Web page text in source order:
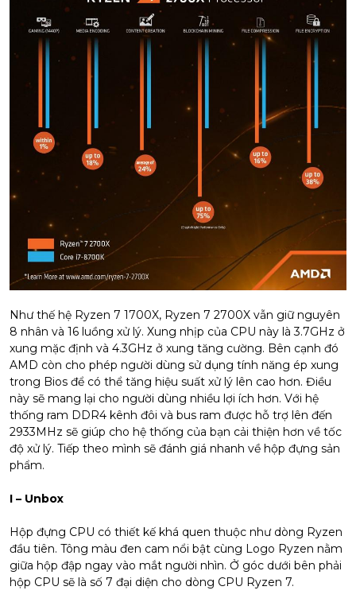
Như thế hệ Ryzen 7 1700X, Ryzen 7 2700X vẫn giữ nguyên
8 nhân và 16 luồng xử lý. Xung nhịp của CPU này là 3.7GHz ở
xung mặc định và 4.3GHz ở xung tăng cường. Bên cạnh đó
AMD còn cho phép người dùng sử dụng tính năng ép xung
trong Bios để có thể tăng hiệu suất xử lý lên cao hơn. Điều
này sẽ mang lại cho người dùng nhiều lợi ích hơn. Với hệ
thống ram DDR4 kênh đôi và bus ram được hỗ trợ lên đến
2933MHz sẽ giúp cho hệ thống của bạn cải thiện hơn về tốc
độ xử lý. Tiếp theo mình sẽ đánh giá nhanh về hộp đựng sản
phẩm.
I – Unbox
Hộp đựng CPU có thiết kế khá quen thuộc như dòng Ryzen
đầu tiên. Tông màu đen cam nổi bật cùng Logo Ryzen nằm
giữa hộp đập ngay vào mắt người nhìn. Ở góc dưới bên phải
hộp CPU sẽ là số 7 đại diện cho dòng CPU Ryzen 7.